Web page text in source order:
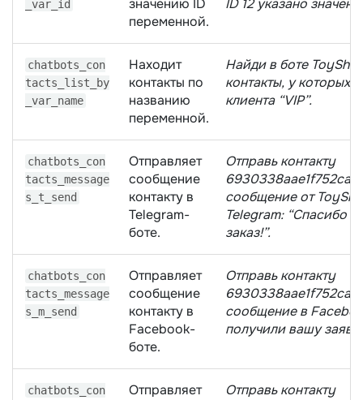
_var_id
значению ID
переменной.
ID 12 указано
chatbots_con
tacts_list_by
_var_name
Находит
контакты по
названию
переменной.
Найди в боте
контакты, у которых
клиента “VIP”.
chatbots_con
tacts_message
s_t_send
Отправляет
сообщение
контакту в
Telegram-
боте.
Отправь контактy
сообщение от
Telegram: “Спасибо за
заказ!”.
chatbots_con
tacts_message
s_m_send
Отправляет
сообщение
контакту в
Facebook-
боте.
Отправь контактy
сообщение в
получили вашу
chatbots_con
Отправляет
Отправь контактy